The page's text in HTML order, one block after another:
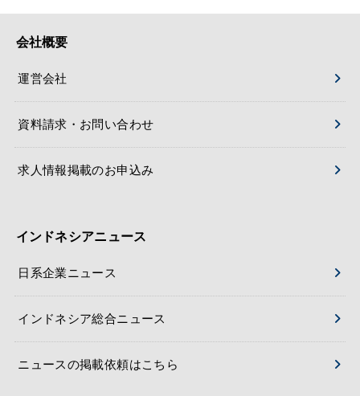
会社概要
運営会社
資料請求・お問い合わせ
求人情報掲載のお申込み
インドネシアニュース
日系企業ニュース
インドネシア総合ニュース
ニュースの掲載依頼はこちら